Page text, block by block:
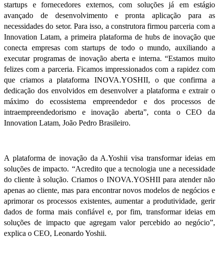
startups e fornecedores externos, com soluções já em estágio
avançado de desenvolvimento e pronta aplicação para as
necessidades do setor. Para isso, a construtora firmou parceria com a
Innovation Latam, a primeira plataforma de hubs de inovação que
conecta empresas com startups de todo o mundo, auxiliando a
executar programas de inovação aberta e interna. “Estamos muito
felizes com a parceria. Ficamos impressionados com a rapidez com
que criamos a plataforma INOVA.YOSHII, o que confirma a
dedicação dos envolvidos em desenvolver a plataforma e extrair o
máximo do ecossistema empreendedor e dos processos de
intraempreendedorismo e inovação aberta”, conta o CEO da
Innovation Latam, João Pedro Brasileiro.
A plataforma de inovação da A.Yoshii visa transformar ideias em
soluções de impacto. “Acredito que a tecnologia une a necessidade
do cliente à solução. Criamos o INOVA.YOSHII para atender não
apenas ao cliente, mas para encontrar novos modelos de negócios e
aprimorar os processos existentes, aumentar a produtividade, gerir
dados de forma mais confiável e, por fim, transformar ideias em
soluções de impacto que agregam valor percebido ao negócio”,
explica o CEO, Leonardo Yoshii.